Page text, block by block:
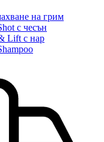
на грим
с чесън
Lift с нар